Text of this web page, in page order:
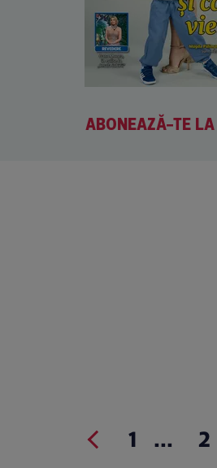
ABONEAZĂ-TE LA
1 ... 2